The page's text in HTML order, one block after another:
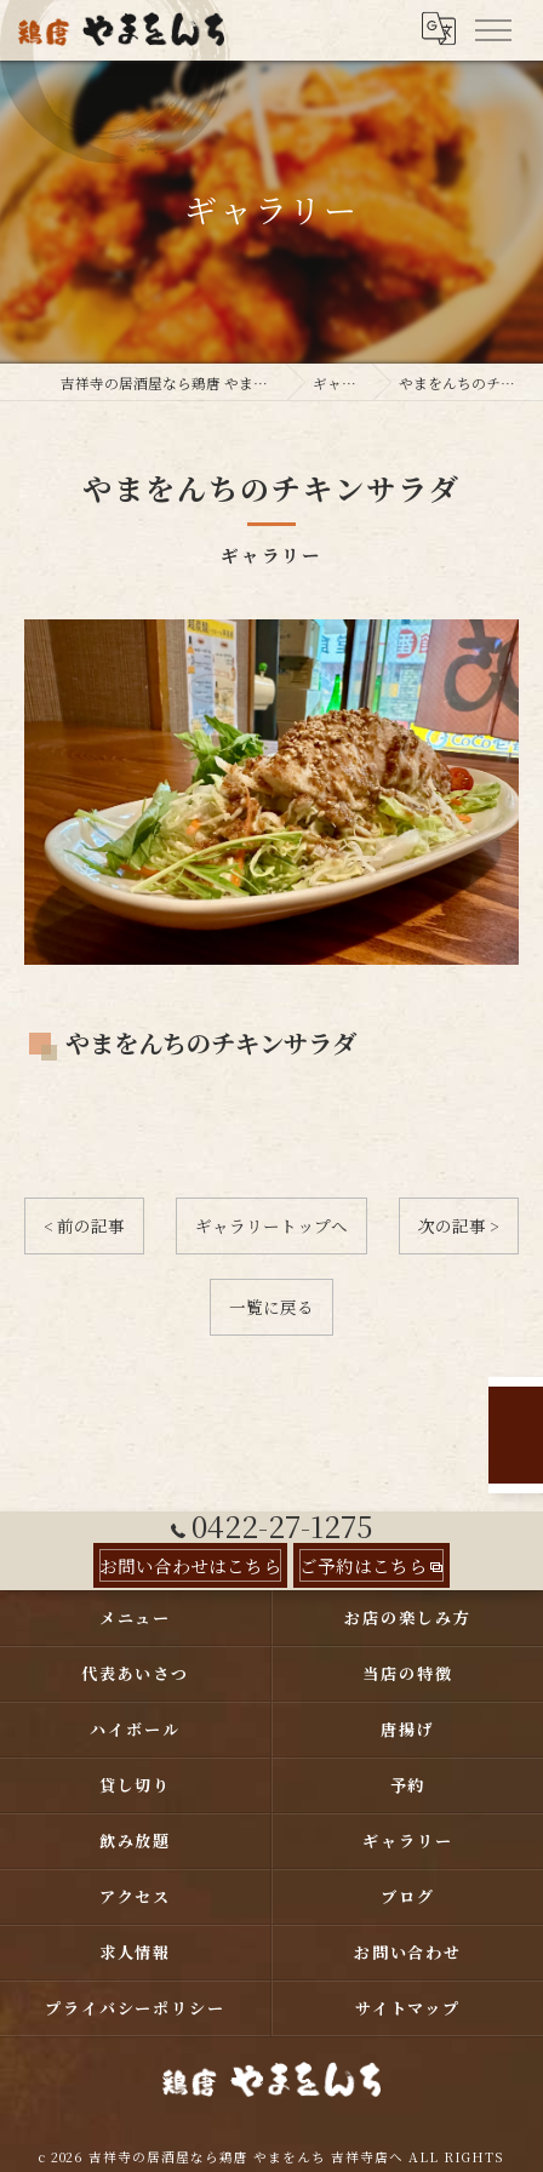
ギャラリー
吉祥寺の居酒屋なら鶏唐 やまをんち 吉祥寺店へ ギャラリー やまをんちのチキンサラダ
ギャラリー
やまをんちのチキンサラダ
やまをんちのチキンサラダ
< 前の記事 ギャラリートップへ 次の記事 >
一覧に戻る
0422-27-1275
お問い合わせはこちら ご予約はこちら
メニュー お店の楽しみ方
代表あいさつ 当店の特徴
ハイボール 唐揚げ
貸し切り 予約
飲み放題 ギャラリー
アクセス ブログ
求人情報 お問い合わせ
プライバシーポリシー サイトマップ
c 2026 吉祥寺の居酒屋なら鶏唐 やまをんち 吉祥寺店へ ALL RIGHTS